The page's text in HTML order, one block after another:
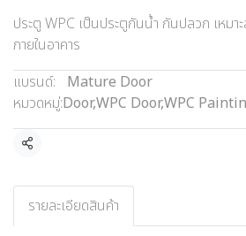
ประตู WPC เป็นประตูกันน้ำ กันปลวก เหมา
ภายในอาคาร
แบรนด์:
Mature Door
หมวดหมู่:Door,WPC Door,WPC
แชร์
รายละเอียดสินค้า